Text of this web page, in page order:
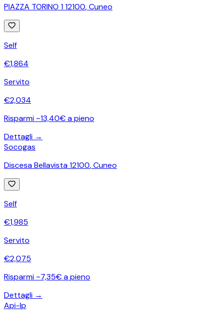
PIAZZA TORINO 1 12100,Cuneo
Self
€1,864
Servito
€2,034
Risparmi ~13,40€ a pieno
Dettagli →
Socogas
Discesa Bellavista 12100,Cuneo
Self
€1,985
Servito
€2,075
Risparmi ~7,35€ a pieno
Dettagli →
Api-Ip